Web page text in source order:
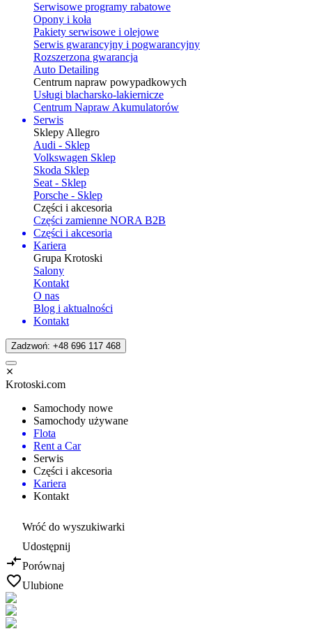
Serwisowe programy rabatowe
Opony i koła
Pakiety serwisowe i olejowe
Serwis gwarancyjny i pogwarancyjny
Rozszerzona gwarancja
Auto Detailing
Centrum napraw powypadkowych
Usługi blacharsko-lakiernicze
Centrum Napraw Akumulatorów
Serwis
Sklepy Allegro
Audi - Sklep
Volkswagen Sklep
Skoda Sklep
Seat - Sklep
Porsche - Sklep
Części i akcesoria
Części zamienne NORA B2B
Części i akcesoria
Kariera
Grupa Krotoski
Salony
Kontakt
O nas
Blog i aktualności
Kontakt
Zadzwoń: +48 696 117 468
Krotoski.com
Samochody nowe
Samochody używane
Flota
Rent a Car
Serwis
Części i akcesoria
Kariera
Kontakt
Wróć do wyszukiwarki
Udostępnij
Porównaj
Ulubione